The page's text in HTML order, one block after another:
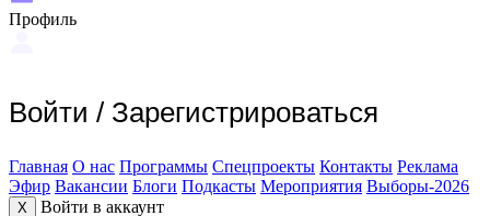
Профиль
Войти / Зарегистрироваться
Главная О нас Программы Спецпроекты Контакты Реклама
Эфир Вакансии Блоги Подкасты Мероприятия Выборы-2026
X
Войти в аккаунт